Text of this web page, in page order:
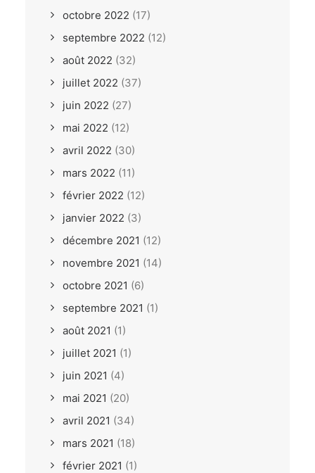
octobre 2022 (17)
septembre 2022 (12)
août 2022 (32)
juillet 2022 (37)
juin 2022 (27)
mai 2022 (12)
avril 2022 (30)
mars 2022 (11)
février 2022 (12)
janvier 2022 (3)
décembre 2021 (12)
novembre 2021 (14)
octobre 2021 (6)
septembre 2021 (1)
août 2021 (1)
juillet 2021 (1)
juin 2021 (4)
mai 2021 (20)
avril 2021 (34)
mars 2021 (18)
février 2021 (1)